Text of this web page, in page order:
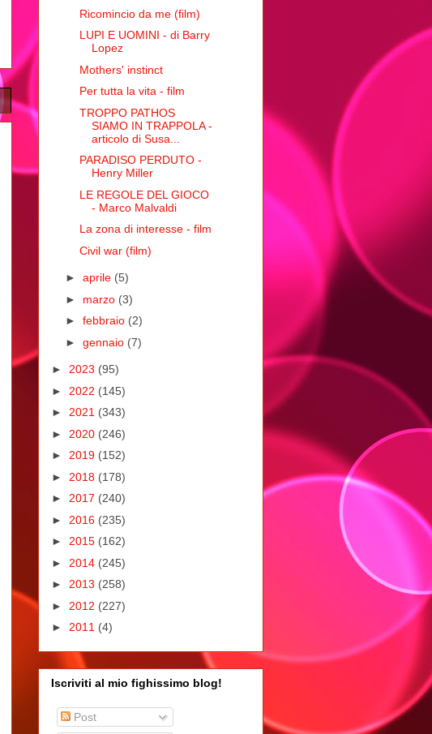
Ricomincio da me (film)
LUPI E UOMINI - di Barry
Lopez
Mothers' instinct
Per tutta la vita - film
TROPPO PATHOS
SIAMO IN TRAPPOLA -
articolo di Susa...
PARADISO PERDUTO -
Henry Miller
LE REGOLE DEL GIOCO
- Marco Malvaldi
La zona di interesse - film
Civil war (film)
► aprile (5)
► marzo (3)
► febbraio (2)
► gennaio (7)
► 2023 (95)
► 2022 (145)
► 2021 (343)
► 2020 (246)
► 2019 (152)
► 2018 (178)
► 2017 (240)
► 2016 (235)
► 2015 (162)
► 2014 (245)
► 2013 (258)
► 2012 (227)
► 2011 (4)
Iscriviti al mio fighissimo blog!
Post